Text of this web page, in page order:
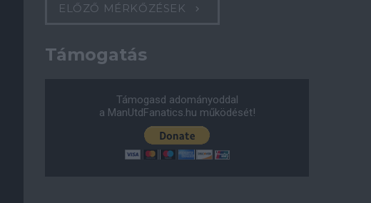
ELŐZŐ MÉRKŐZÉSEK
Támogatás
Támogasd adományoddal
a ManUtdFanatics.hu működését!